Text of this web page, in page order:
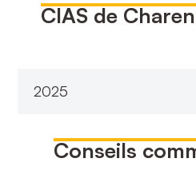
CIAS de
2025
Conseils